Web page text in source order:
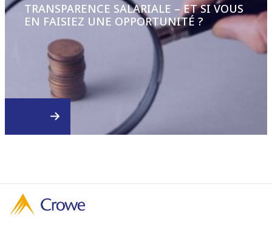
TRANSPARENCE SALARIALE – ET SI VOUS
EN FAISIEZ UNE OPPORTUNITÉ ?